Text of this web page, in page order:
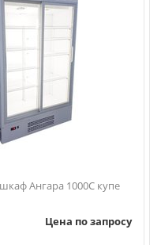
Ангара 1000С купе
Цена по запросу